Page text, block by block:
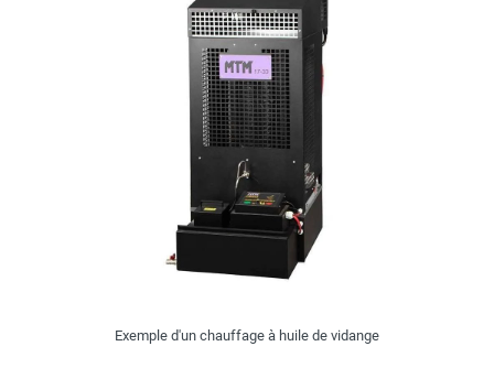
Exemple d'un chauffage à huile de vidange